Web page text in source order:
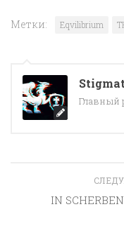
Метки: Eqvilibrium
Главный
IN